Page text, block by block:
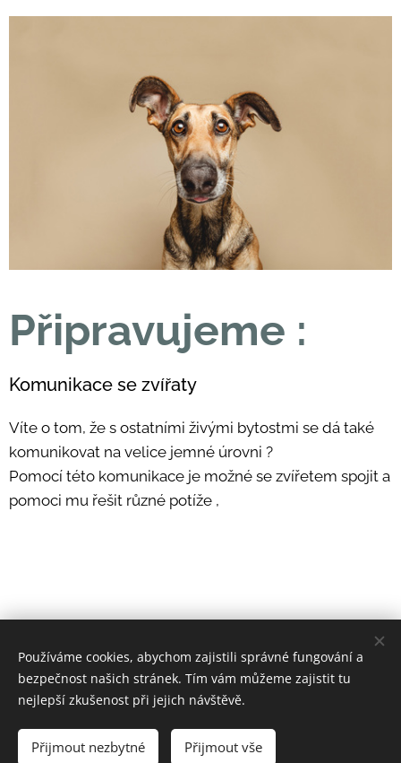
Připravujeme :
Komunikace se zvířaty
Víte o tom, že s ostatními živými bytostmi se dá také
komunikovat na velice jemné úrovni ?
Pomocí této komunikace je možné se zvířetem spojit a
pomoci mu řešit různé potíže ,
Regenerace zvířat
Všechna práva vyhrazena.
Vytvořeno službou
Používáme cookies, abychom zajistili správné fungování a
bezpečnost našich stránek. Tím vám můžeme zajistit tu
nejlepší zkušenost při jejich návštěvě.
Přijmout nezbytné Přijmout vše